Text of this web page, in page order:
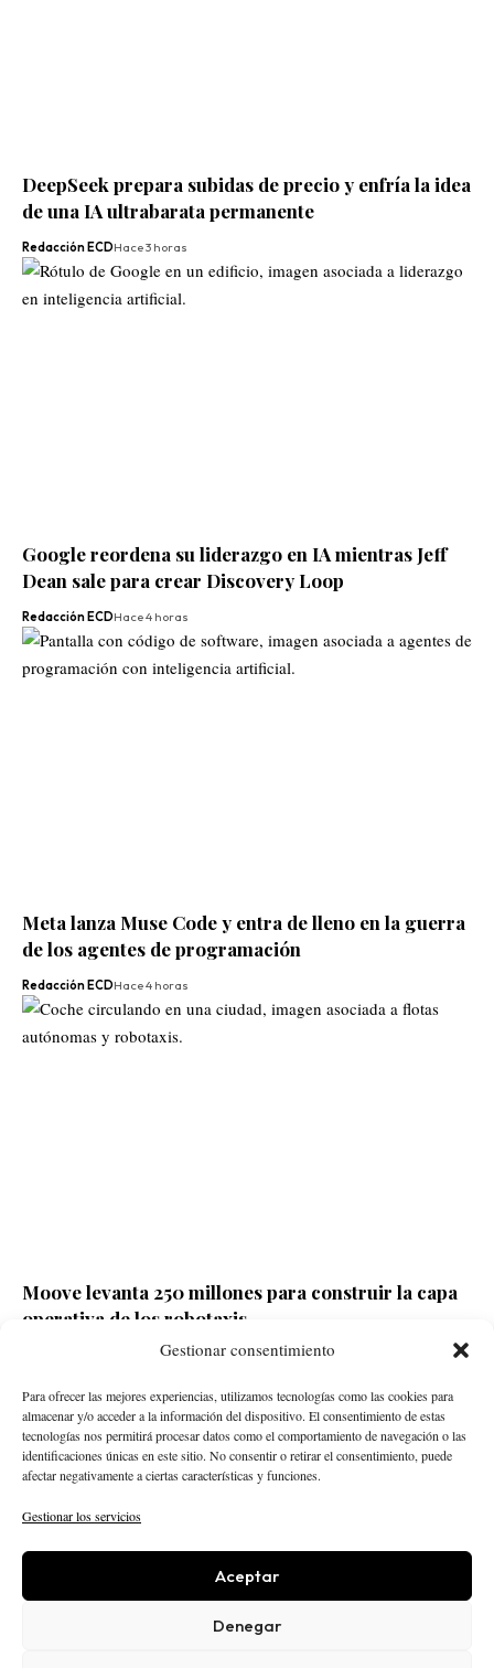
Gestionar consentimiento
Para ofrecer las mejores experiencias, utilizamos tecnologías como las cookies para
almacenar y/o acceder a la información del dispositivo. El consentimiento de estas
tecnologías nos permitirá procesar datos como el comportamiento de navegación o las
identificaciones únicas en este sitio. No consentir o retirar el consentimiento, puede
afectar negativamente a ciertas características y funciones.
Gestionar los servicios
Aceptar
Denegar
DeepSeek prepara subidas de precio y enfría la idea
de una IA ultrabarata permanente
Redacción ECDHace 3 horas
Google reordena su liderazgo en IA mientras Jeff
Dean sale para crear Discovery Loop
Redacción ECDHace 4 horas
Meta lanza Muse Code y entra de lleno en la guerra
de los agentes de programación
Redacción ECDHace 4 horas
Moove levanta 250 millones para construir la capa
operativa de los robotaxis
Hace 4 horas
INTELIGENCIA ARTIFICIAL
CREATOR ECONOMY
ROBÓTICA
NEGOCIOS
ECONOMÍA
ACTUALIDAD